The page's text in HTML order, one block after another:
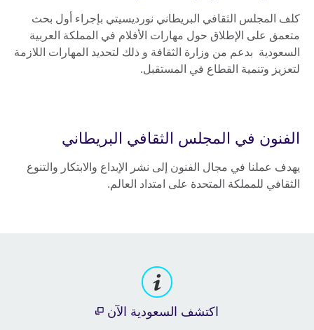
كلف المجلس الثقافي البريطاني نورديسيتي بإجراء أول بحث
متعمق على الإطلاق حول مهارات الأفلام في المملكة العربية
السعودية بدعم من وزارة الثقافة و ذلك لتحديد المهارات اللازمة
لتعزيز وتنمية القطاع في المستقبل.
الفنون في المجلس الثقافي البريطاني
يهدف عملنا في مجال الفنون إلى نشر الإبداع والابتكار والتنوع
الثقافي للمملكة المتحدة على امتداد العالم.
اكتشف السعودية الآن